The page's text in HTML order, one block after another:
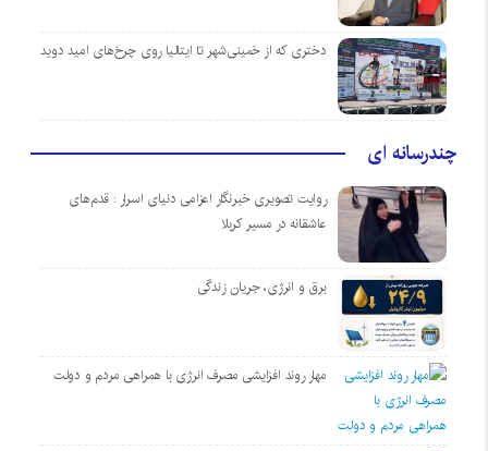
دختری که از خمینی‌شهر تا ایتالیا روی چرخ‌های امید دوید
چندرسانه ای
روایت تصویری خبرنگار اعزامی دنیای اسرار : قدم‌های
عاشقانه در مسیر کربلا
برق و انرژی، جریان زندگی
مهار روند افزایشی مصرف انرژی با همراهی مردم و دولت